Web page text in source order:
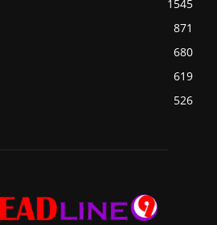
1545
871
680
619
526